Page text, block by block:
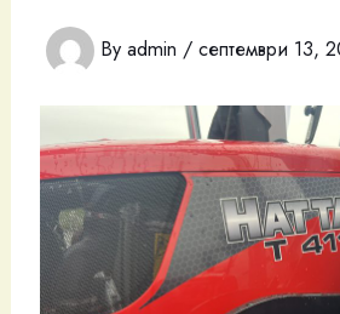
By admin / септември 13,